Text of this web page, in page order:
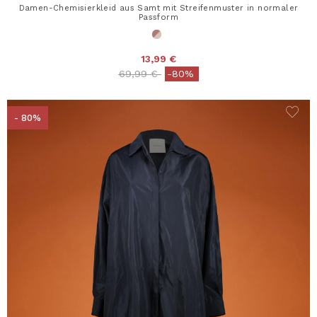
Damen-Chemisierkleid aus Samt mit Streifenmuster in normaler
Passform
13,99 €
Price reduced from
69,99 €to-80%
- 80%